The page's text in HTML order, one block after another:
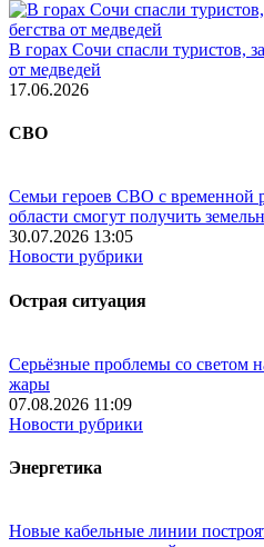
В горах Сочи спасли туристов,
от медведей
17.06.2026
СВО
Семьи героев СВО с временной
области смогут получить
30.07.2026 13:05
Новости рубрики
Острая ситуация
Серьёзные проблемы со светом
жары
07.08.2026 11:09
Новости рубрики
Энергетика
Новые кабельные линии